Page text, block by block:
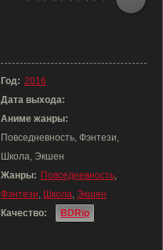
Год: 2016
Дата выхода:
Аниме жанры:
Повседневность, Фэнтези,
Школа, Экшен
Жанры: Повседневность,
Фэнтези, Школа, Экшен
Качество:
BDRip